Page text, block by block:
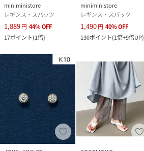
miniministore
レギンス・スパッツ
1,889円 44%OFF
17ポイント(1倍)
miniministore
レギンス・スパッツ
1,490円 40%OFF
130ポイント(1倍+9倍UP)